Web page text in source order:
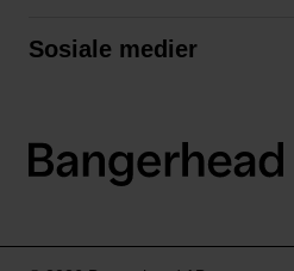
Kjøpsvilkår
Sosiale medier
LinkedIn